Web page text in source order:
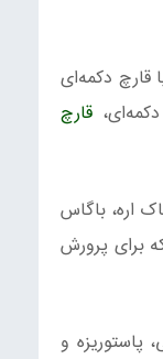
قارچ دکمه‌ای
قارچ
اره، باگاس
برای پرورش
پاستوریزه و